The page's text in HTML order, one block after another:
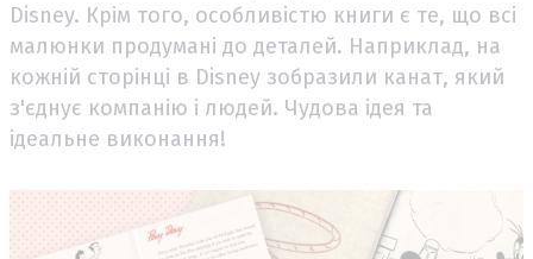
Disney. Крім того, особливістю книги є те, що всі
малюнки продумані до деталей. Наприклад, на
кожній сторінці в Disney зобразили канат, який
з'єднує компанію і людей. Чудова ідея та
ідеальне виконання!